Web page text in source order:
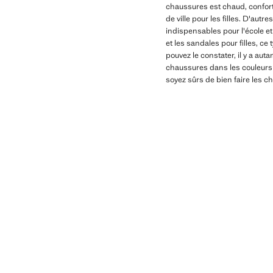
chaussures est chaud,
de ville pour les filles.
indispensables pour l'école
et les sandales pour filles, ce
pouvez le constater, il y a
chaussures dans les
soyez sûrs de bien faire les